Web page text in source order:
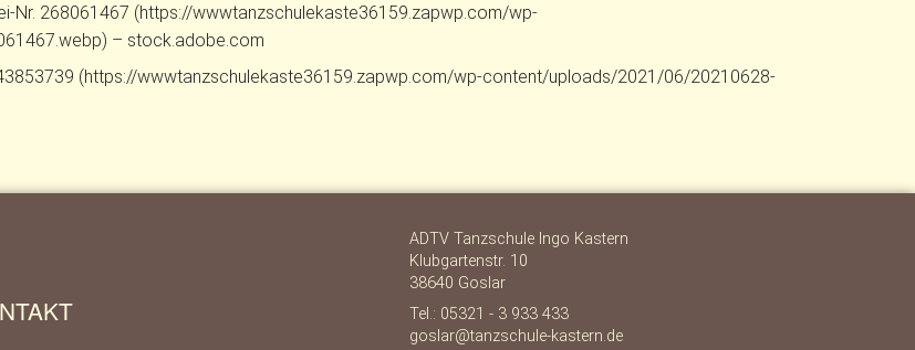
Nr. 268061467 (https://wwwtanzschulekaste36159.zapwp.com/wp-
– stock.adobe.com
(https://wwwtanzschulekaste36159.zapwp.com/wp-content/uploads/2021/06/20210628-
ADTV Tanzschule Ingo Kastern
Klubgartenstr. 10
38640 Goslar
Tel.: 05321 - 3 933 433
goslar@tanzschule-kastern.de